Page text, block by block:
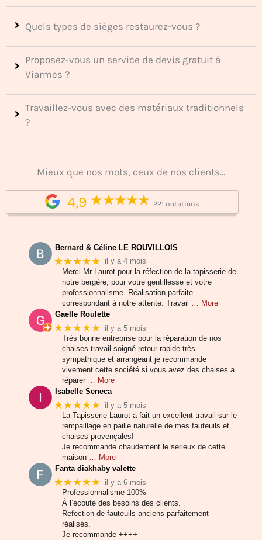
Quels types de sièges restaurez-vous ?
Proposez-vous un service de devis gratuit à
Viarmes ?
Travaillez-vous avec des matériaux traditionnels
?
Mieux que nos mots, ceux de nos clients...
4,9 221 notations
Bernard & Céline LE ROUVILLOIS
★★★★★ il y a 4 mois
Merci Mr Laurot pour la réfection de la tapisserie de
notre bergère, pour votre gentillesse et votre
professionnalisme. Réalisation parfaite
correspondant à notre attente. Travail
… More
Gaelle Roulette
★★★★★ il y a 5 mois
Très bonne entreprise pour la réparation de nos
chaises travail soigné retour rapide très
sympathique et arrangeant je recommande
vivement cette société si vous avez des chaises a
réparer … More
Isabelle Seneca
★★★★★ il y a 5 mois
La Tapisserie Laurot a fait un excellent travail sur le
rempaillage en paille naturelle de mes fauteuils et
chaises provençales!
Je recommande chaudement le serieux de cette
maison … More
Fanta diakhaby valette
★★★★★ il y a 6 mois
Professionnalisme 100%
À l’écoute des besoins des clients.
Refection de fauteuils anciens parfaitement
réalisés.
Je recommande ++++